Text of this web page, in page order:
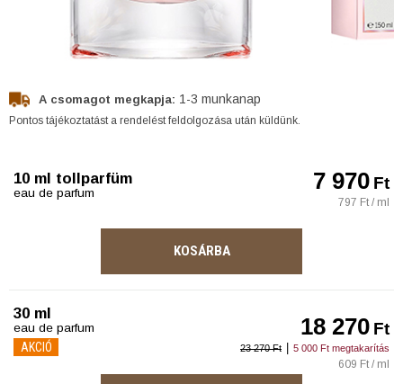
A csomagot megkapja: 1-3 munkanap
Pontos tájékoztatást a rendelést feldolgozása után küldünk.
10 ml tollparfüm
eau de parfum 7 970Ft
797 Ft / ml
KOSÁRBA
30 ml
eau de parfum
AKCIÓ 23 270 Ft | 5 000 Ft megtakarítás
18 270Ft
609 Ft / ml